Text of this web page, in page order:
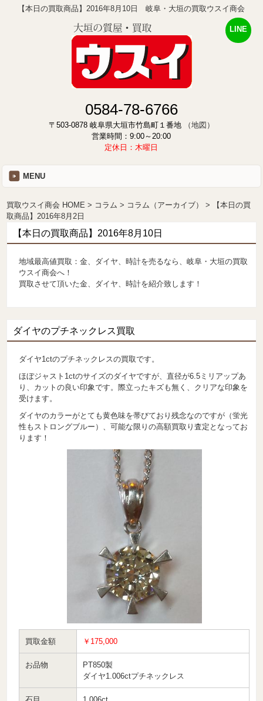
【本日の買取商品】2016年8月10日 岐阜・大垣の買取ウスイ商会
0584-78-6766
〒503-0878 岐阜県大垣市竹島町１番地
（地図）
営業時間：9:00～20:00
定休日：木曜日
MENU
買取ウスイ商会 HOME コラム コラム（アーカイブ）
【本日の買
取商品】2016年8月2日
【本日の買取商品】2016年8月10日
地域最高値買取：金、ダイヤ、時計を売るなら、岐阜・大垣の買取
ウスイ商会へ！
買取させて頂いた金、ダイヤ、時計を紹介致します！
ダイヤのプチネックレス買取
ダイヤ1ctのプチネックレスの買取です。
ほぼジャスト1ctのサイズのダイヤですが、直径が6.5ミリアップあ
り、カットの良い印象です。際立ったキズも無く、クリアな印象を
受けます。
ダイヤのカラーがとても黄色味を帯びており残念なのですが（蛍光
性もストロングブルー）、可能な限りの高額買取り査定となってお
ります！
買取金額 ￥175,000
お品物
PT850製
ダイヤ1.006ctプチネックレス
LINE